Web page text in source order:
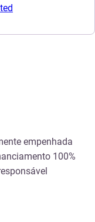
empenhada
100%